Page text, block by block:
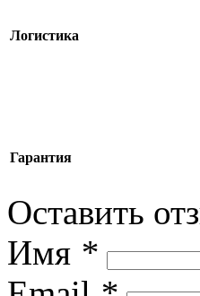
Логистика
Гарантия
Оставить
Имя *